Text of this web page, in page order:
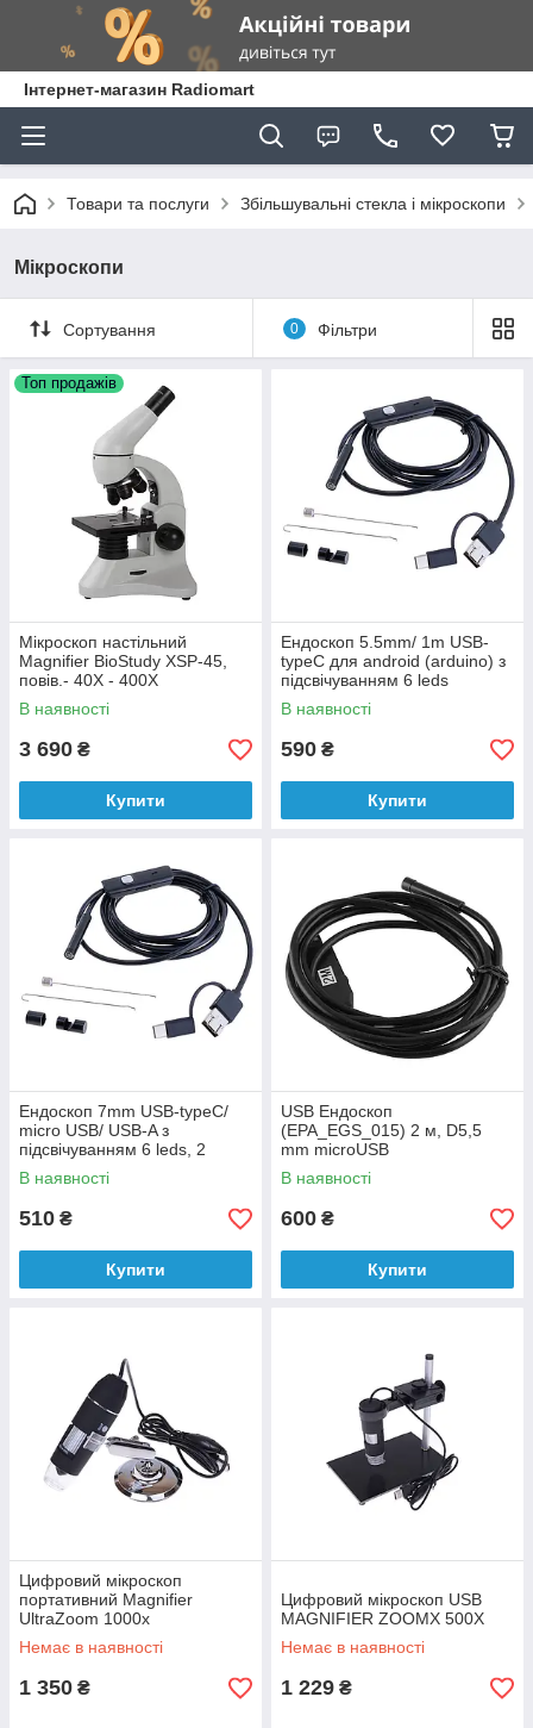
Інтернет-магазин Radiomart
Товари та послуги Збільшувальні стекла і мікроскопи
Мікроскопи
Сортування 0 Фільтри
Топ продажів
Мікроскоп настільний
Magnifier BioStudy XSP-45,
повів.- 40Х - 400Х
В наявності
3 690 ₴
Купити
Ендоскоп 5.5mm/ 1m USB-
typeC для android (arduino) з
підсвічуванням 6 leds
В наявності
590 ₴
Купити
Ендоскоп 7mm USB-typeC/
micro USB/ USB-A з
підсвічуванням 6 leds, 2
метра
В наявності
510 ₴
Купити
USB Ендоскоп
(EPA_EGS_015) 2 м, D5,5
mm microUSB
В наявності
600 ₴
Купити
Цифровий мікроскоп
портативний Magnifier
UltraZoom 1000x
Немає в наявності
1 350 ₴
Цифровий мікроскоп USB
MAGNIFIER ZOOMX 500X
Немає в наявності
1 229 ₴